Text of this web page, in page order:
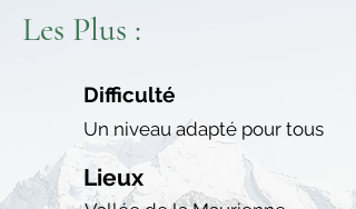
Les Plus :
Difficulté
Un niveau adapté pour tous
Lieux